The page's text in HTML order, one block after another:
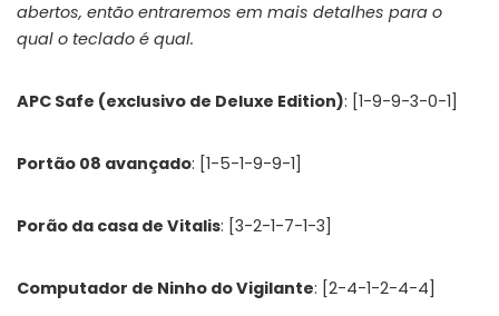
abertos, então entraremos em mais detalhes para o
qual o teclado é qual.
APC Safe (exclusivo de Deluxe Edition): [1-9-9-3-0-1]
Portão 08 avançado: [1-5-1-9-9-1]
Porão da casa de Vitalis: [3-2-1-7-1-3]
Computador de Ninho do Vigilante: [2-4-1-2-4-4]